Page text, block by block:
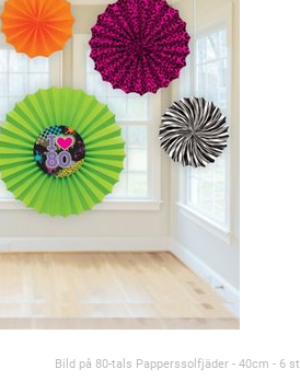
Bild på 80-tals Papperssolfjäder - 40cm - 6 st